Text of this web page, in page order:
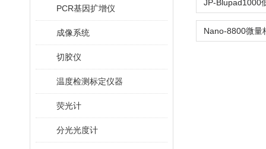
PCR基因扩增仪
成像系统
切胶仪
温度检测标定仪器
荧光计
分光光度计